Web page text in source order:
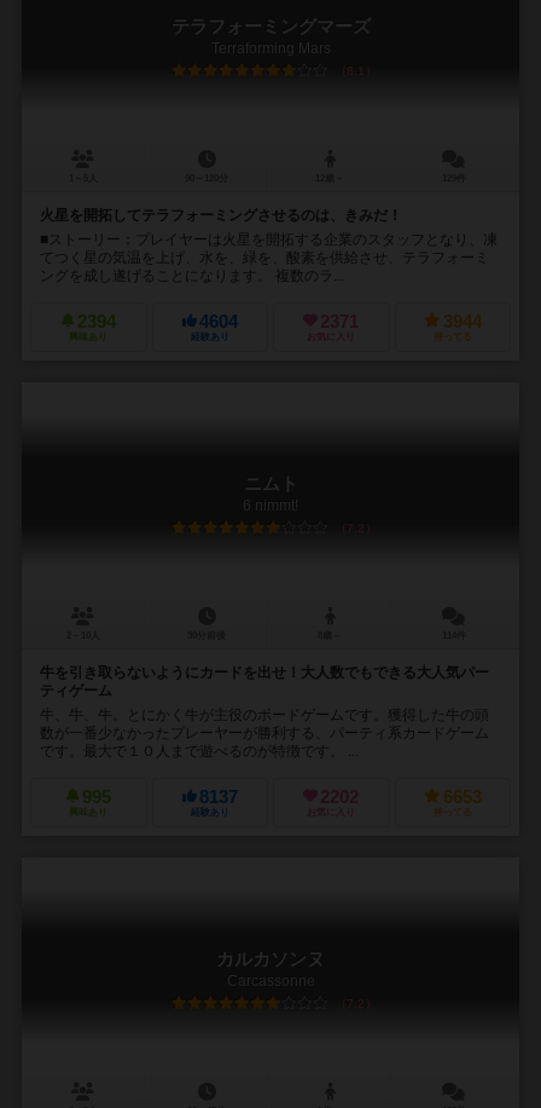
テラフォーミングマーズ
Terraforming Mars
8.1
火星を開拓してテラフォーミングさせるのは、きみだ！
■ストーリー：プレイヤーは火星を開拓する企業のスタッフとなり、凍
てつく星の気温を上げ、水を、緑を、酸素を供給させ、テラフォーミ
ングを成し遂げることになります。 複数のラ...
2394
興味あり
4604
経験あり
2371
お気に入り
3944
持ってる
ニムト
6 nimmt!
7.2
牛を引き取らないようにカードを出せ！大人数でもできる大人気パー
ティゲーム
牛、牛、牛。とにかく牛が主役のボードゲームです。獲得した牛の頭
数が一番少なかったプレーヤーが勝利する、パーティ系カードゲーム
です。最大で１０人まで遊べるのが特徴です。 ...
995
興味あり
8137
経験あり
2202
お気に入り
6653
持ってる
カルカソンヌ
Carcassonne
7.2